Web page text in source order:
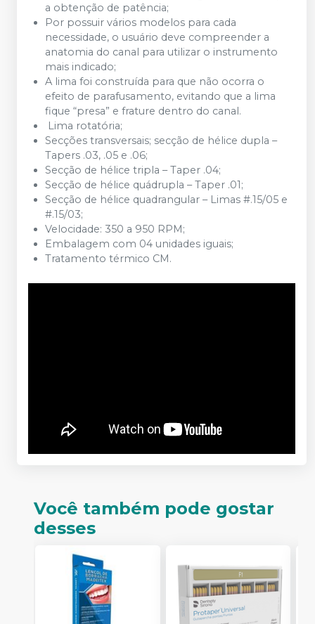
a obtenção de patência;
Por possuir vários modelos para cada
necessidade, o usuário deve compreender a
anatomia do canal para utilizar o instrumento
mais indicado;
A lima foi construída para que não ocorra o
efeito de parafusamento, evitando que a lima
fique “presa” e frature dentro do canal.
Lima rotatória;
Secções transversais; secção de hélice dupla –
Tapers .03, .05 e .06;
Secção de hélice tripla – Taper .04;
Secção de hélice quádrupla – Taper .01;
Secção de hélice quadrangular – Limas #.15/05 e
#.15/03;
Velocidade: 350 a 950 RPM;
Embalagem com 04 unidades iguais;
Tratamento térmico CM.
Você também pode gostar
desses